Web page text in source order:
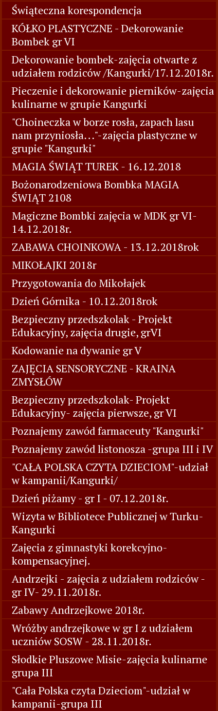
Świąteczna korespondencja
KÓŁKO PLASTYCZNE - Dekorowanie
Bombek gr VI
Dekorowanie bombek-zajęcia otwarte z
udziałem rodziców /Kangurki/17.12.2018r.
Pieczenie i dekorowanie pierników-zajęcia
kulinarne w grupie Kangurki
"Choineczka w borze rosła, zapach lasu
nam przyniosła..."-zajęcia plastyczne w
grupie "Kangurki"
MAGIA ŚWIĄT TUREK - 16.12.2018
Bożonarodzeniowa Bombka MAGIA
ŚWIĄT 2108
Magiczne Bombki zajęcia w MDK gr VI-
14.12.2018r.
ZABAWA CHOINKOWA - 13.12.2018rok
MIKOŁAJKI 2018r
Przygotowania do Mikołajek
Dzień Górnika - 10.12.2018rok
Bezpieczny przedszkolak - Projekt
Edukacyjny, zajęcia drugie, grVI
Kodowanie na dywanie gr V
ZAJĘCIA SENSORYCZNE - KRAINA
ZMYSŁÓW
Bezpieczny przedszkolak- Projekt
Edukacyjny- zajęcia pierwsze, gr VI
Poznajemy zawód farmaceuty "Kangurki"
Poznajemy zawód listonosza -grupa III i IV
"CAŁA POLSKA CZYTA DZIECIOM"-udział
w kampanii/Kangurki/
Dzień piżamy - gr I - 07.12.2018r.
Wizyta w Bibliotece Publicznej w Turku-
Kangurki
Zajęcia z gimnastyki korekcyjno-
kompensacyjnej.
Andrzejki - zajęcia z udziałem rodziców -
gr IV- 29.11.2018r.
Zabawy Andrzejkowe 2018r.
Wróżby andrzejkowe w gr I z udziałem
uczniów SOSW - 28.11.2018r.
Słodkie Pluszowe Misie-zajęcia kulinarne
grupa III
"Cała Polska czyta Dzieciom"-udział w
kampanii-grupa III